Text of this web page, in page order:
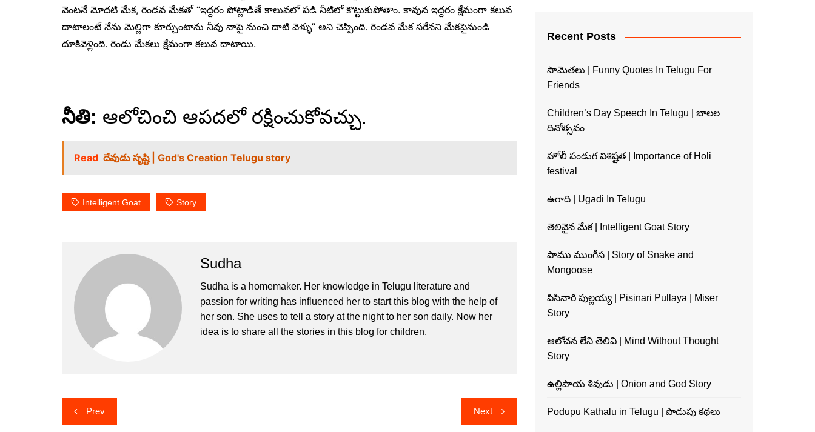
వెంటనే మోదటి మేక, రెండవ మేకతో “ఇద్దరం పోట్లాడితే కాలువలో పడి నీటిలో కొట్టుకుపోతాం. కావున ఇద్దరం క్షేమంగా కలువ
దాటాలంటే నేను మెల్లిగా కూర్చుంటాను నీవు నాపై నుంచి దాటి వెళ్ళు” అని చెప్పింది. రెండవ మేక సరేనని మేకపైనుండి
దూకివెళ్లింది. రెండు మేకలు క్షేమంగా కలువ దాటాయి.
నీతి: ఆలోచించి ఆపదలో రక్షించుకోవచ్చు.
Read దేవుడు సృష్టి | God's Creation Telugu story
Intelligent Goat Story
Sudha
Sudha is a homemaker. Her knowledge in Telugu literature and
passion for writing has influenced her to start this blog with the help of
her son. She uses to tell a story at the night to her son daily. Now her
idea is to share all the stories in this blog for children.
Post
Prev Next
Recent Posts
సామెతలు | Funny Quotes In Telugu For
Friends
Children’s Day Speech In Telugu | బాలల
దినోత్సవం
హోలీ పండుగ విశిష్టత | Importance of Holi
festival
ఉగాది | Ugadi In Telugu
తెలివైన మేక | Intelligent Goat Story
పాము ముంగీస | Story of Snake and
Mongoose
పిసినారి పుల్లయ్య | Pisinari Pullaya | Miser
Story
ఆలోచన లేని తెలివి | Mind Without Thought
Story
ఉల్లిపాయ శివుడు | Onion and God Story
Podupu Kathalu in Telugu | పొడుపు కథలు